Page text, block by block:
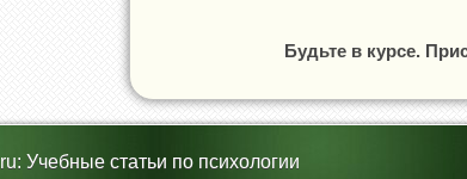
Будьте в курсе.
Учебные статьи по психологии